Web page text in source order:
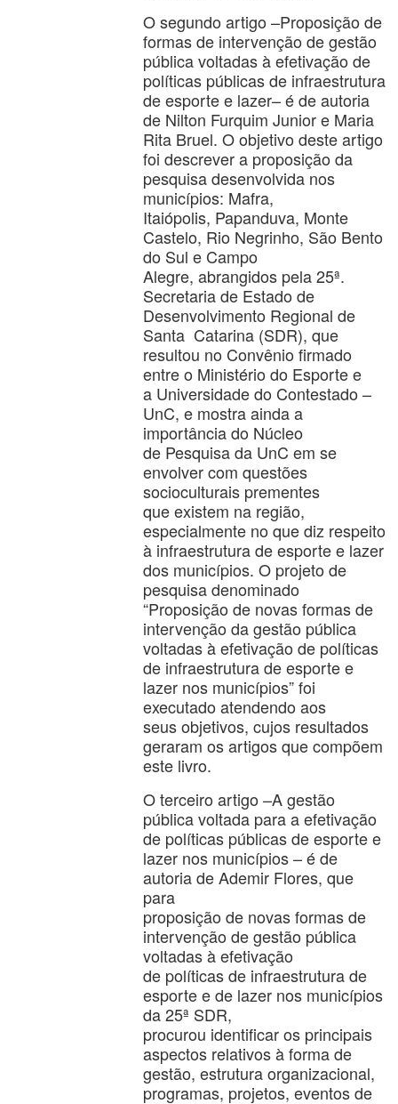
O segundo artigo –Proposição de
formas de intervenção de gestão
pública voltadas à efetivação de
políticas públicas de infraestrutura
de esporte e lazer– é de autoria
de Nilton Furquim Junior e Maria
Rita Bruel. O objetivo deste artigo
foi descrever a proposição da
pesquisa desenvolvida nos
municípios: Mafra,
Itaiópolis, Papanduva, Monte
Castelo, Rio Negrinho, São Bento
do Sul e Campo
Alegre, abrangidos pela 25ª.
Secretaria de Estado de
Desenvolvimento Regional de
Santa Catarina (SDR), que
resultou no Convênio firmado
entre o Ministério do Esporte e
a Universidade do Contestado –
UnC, e mostra ainda a
importância do Núcleo
de Pesquisa da UnC em se
envolver com questões
socioculturais prementes
que existem na região,
especialmente no que diz respeito
à infraestrutura de esporte e lazer
dos municípios. O projeto de
pesquisa denominado
“Proposição de novas formas de
intervenção da gestão pública
voltadas à efetivação de políticas
de infraestrutura de esporte e
lazer nos municípios” foi
executado atendendo aos
seus objetivos, cujos resultados
geraram os artigos que compõem
este livro.
O terceiro artigo –A gestão
pública voltada para a efetivação
de políticas públicas de esporte e
lazer nos municípios – é de
autoria de Ademir Flores, que
para
proposição de novas formas de
intervenção de gestão pública
voltadas à efetivação
de políticas de infraestrutura de
esporte e de lazer nos municípios
da 25ª SDR,
procurou identificar os principais
aspectos relativos à forma de
gestão, estrutura organizacional,
programas, projetos, eventos de